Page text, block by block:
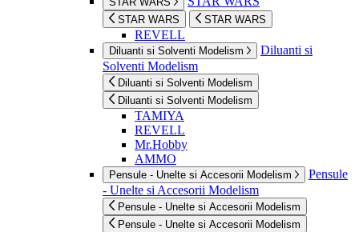
STAR WARS STAR WARS
REVELL
Diluanti si Solventi Modelism
Diluanti si
Solventi Modelism
Diluanti si Solventi Modelism
Diluanti si Solventi Modelism
TAMIYA
REVELL
Mr.Hobby
AMMO
Pensule - Unelte si Accesorii Modelism
Pensule
- Unelte si Accesorii Modelism
Pensule - Unelte si Accesorii Modelism
Pensule - Unelte si Accesorii Modelism